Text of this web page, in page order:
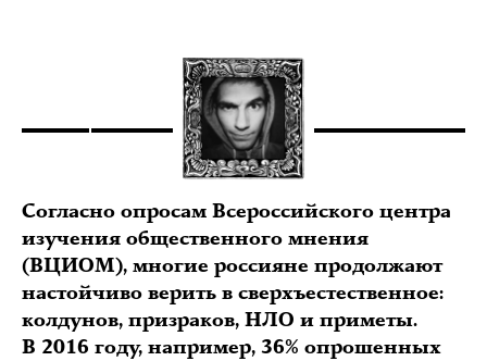
Согласно опросам Всероссийского центра
изучения общественного мнения
(ВЦИОМ), многие россияне продолжают
настойчиво верить в сверхъестественное:
колдунов, призраков, НЛО и приметы.
В 2016 году, например, 36% опрошенных